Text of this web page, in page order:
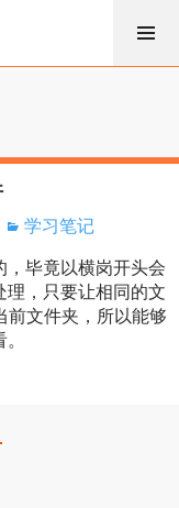
学习笔记
毕竟以横岗开头会
理，只要让相同的文
前文件夹，所以能够